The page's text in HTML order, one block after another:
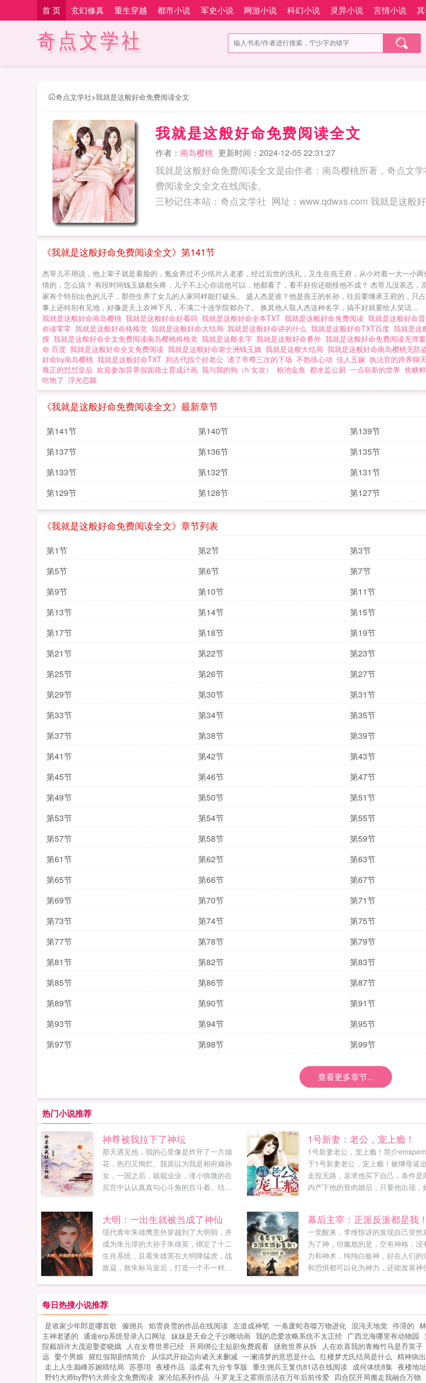
首 页 玄幻修真 重生穿越 都市小说 军史小说 网游小说 科幻小说 灵异小说 言情小说
奇点文学社
奇点文学社>我就是这般好命免费阅读全文
我就是这般好命免费阅读全文
作者： 南岛樱桃 更新时间：2024-12-05 22:31:27
我就是这般好命免费阅读全文是由作者：南岛樱桃所著，奇点文
费阅读全文全文在线阅读。
三秒记住本站：奇点文学社 网址：www.qdwxs.com 我
《我就是这般好命免费阅读全文》第141节
杰哥儿不用说，他上辈子就是看脸的，氪金养过不少纸片人老婆，经过后世的洗礼，又生在燕王府，从小对着一大一小
情的，怎么搞？ 有段时间钱玉嫃都头疼，儿子不上心你说他可以，他都看了，看不好你还能怪他不成？ 杰哥儿没表态
家有个特别出色的儿子，那些生养了女儿的人家同样能打破头。 盛人杰是谁？他是燕王的长孙，往后要继承王府的，只
事上还特别有见地，好像是天上农神下凡，不满二十连学院都办了。 换其他人取人杰这种名字，搞不好就要给人笑话...
我就是这般好命南岛樱桃 我就是这般好命好看吗 我就是这般好命全本TXT 我就是这般好命免费阅读 我就是这般好命
命读零零 我就是这般好命格格党 我就是这般好命大结局 我就是这般好命讲的什么 我就是这般好命TXT百度 我就是这
搜 我就是这般好命全文免费阅读南岛樱桃格格党 我就是这般名字 我就是这般好命番外 我就是这般好命免费阅读无弹窗
命 百度 我就是这般好命全文免费阅读 我就是这般好命谢士洲钱玉嫃 我就是这般大结局 我就是这般好命南岛樱桃无防
好命by南岛樱桃 我就是这般好命TXT 到古代找个好老公 渣了帝尊三次的下场 不熟练心动 佳人五嫁 执法官的跨界聊
雍正的怼怼皇后 欢迎参加异界假面骑士育成计画 我与我的狗（h 女攻） 粉池金鱼 都水监公厨 一点崭新的世界 焦糖
吃饱了 浮光恋颖
《我就是这般好命免费阅读全文》最新章节
第141节 第140节 第139节
第137节
第136节 第135节
第133节
第132节 第131节
第129节
第128节 第127节
《我就是这般好命免费阅读全文》章节列表
第1节 第2节 第3节
第5节
第6节 第7节
第9节
第10节 第11节
第13节
第14节 第15节
第17节
第18节 第19节
第21节
第22节 第23节
第25节
第26节 第27节
第29节
第30节 第31节
第33节
第34节 第35节
第37节
第38节 第39节
第41节
第42节 第43节
第45节
第46节 第47节
第49节
第50节 第51节
第53节
第54节 第55节
第57节
第58节 第59节
第61节
第62节 第63节
第65节
第66节 第67节
第69节
第70节 第71节
第73节
第74节 第75节
第77节
第78节 第79节
第81节
第82节 第83节
第85节
第86节 第87节
第89节
第90节 第91节
第93节
第94节 第95节
第97节
第98节 第99节
查看更多章节...
热门小说推荐
神尊被我拉下了神坛
那天遇见他，我的心里像是炸开了一方烟
花，热烈又绚烂。我原以为我是相府嫡孙
女，一国之后，兢兢业业，谨小慎微的在
后宫中认认真真勾心斗角的宫斗着。结果
做为一名九尾狐，我竟只有一条尾巴。当
我做为一只狐狸漫山遍野的疯跑时，又有
人跑来告诉我，我只是一块石头，受某人
点化才修成人形，羽化成仙。受他三滴
血，无论我是什么，都会受眼尾处的凤凰
花指引遇见他，爱上他。他高高在上，断
久大多无情，凡世众生虽苦却有血有肉。
当我被某人虐的体无完肤欲要逃跑时，被
某人困住，某人咬牙切齿的说见色起意唐
突了本尊，竟想跑。这是一块破石头的修
仙史，有虐有甜。愿你喜欢。如果您喜欢
神尊被我拉下了神坛，别忘记分享给朋友...
1号新妻：老公，宠上瘾！
1号新妻老公，宠上瘾！简介
于1号新妻老公，宠上瘾！被继母逼
走投无路，哀求他买下自己，条件是
内产下他的骨肉婚后，只要他出现，
扎了还要我生什么孩子，我要离婚！
笑得十分慵懒我都没有嫌你胸小Ｐ股
裴七七，你还敢和我提离婚？裴七七
脸，我才不小！唐煜表情纵容，不就
要个孩子，乖，别闹！一个月后，裴
流着泪看着验孕纸上的两条线，深刻
大明：一出生就被当成了神仙
现代青年朱雄鹰意外穿越到了大明朝，并
成为朱元璋的大孙子朱雄英，绑定了十二
生肖系统，且看朱雄英在大明降猛虎，战
敌寇，救朱标马皇后，打造一个不一样的
幕后主宰：正派反派都是我！
一觉醒来，李维惊讶的发现自己突然
为了神，但尴尬的是，空有神格，没
力和神术，纯纯白板神，好在人们的
和恐惧都可以化为神力，还能发展神
阳师vs百鬼夜行，驱魔师vs血族狼人
骑士vs亡灵巫妖无...
每日热搜小说推荐
是谁家少年郎是哪首歌 僱佣兵 焰雪炎雪的作品在线阅读 左道成神笔 一条废蛇吞噬万物进化 混沌天地觉 停滞的
主神老婆的 通途erp系统登录入口网址 妹妹是天命之子沙雕动画 我的恋爱攻略系统不太正经 广西北海哪里有动物园
院截胡许大茂迎娶娄晓娥 人在女尊世界已经 开局绑公主短剧免费观看 拯救世界从拆 人在欢喜我的青梅竹马是乔英子
远 娶个男娘 腥红假期剧情简介 从综武开始迈向诸天未删减 一澜清梦的意思是什么 红楼梦尤氏结局是什么 精神病
走上人生巅峰苏婉晴结局 苏墨珝 夜楼作品 温柔有九分专享版 重生佣兵王复仇81话在线阅读 成何体统8集 夜楼地址
野钓大师by野钓大师全文免费阅读 家沦陷系列作品 斗罗龙王之霍雨浩活在万年后前传爱 四合院开局搬走我融合万物